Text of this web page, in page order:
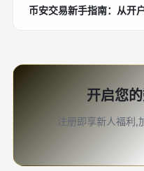
币安交易新手指南：从开
开启您
注册即享新人福利,